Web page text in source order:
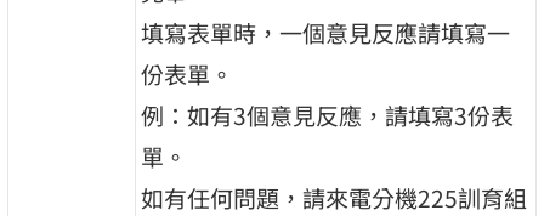
填寫表單時，一個意見反應請填寫一
份表單。
例：如有3個意見反應，請填寫3份表
單。
如有任何問題，請來電分機225訓育組